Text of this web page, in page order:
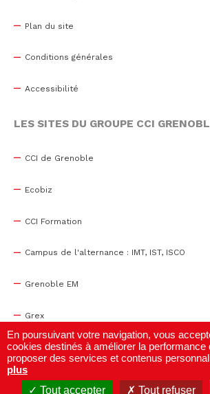
Plan du site
Conditions générales
Accessibilité
LES SITES DU GROUPE CCI
CCI de Grenoble
Ecobiz
CCI Formation
Campus de l'alternance : IMT, IST, ISCO
Grenoble EM
Grex
WTC Grenoble
Centre de congrès
En poursuivant votre navigation, vous
cookies destinés à améliorer la performance
proposer des services et contenus
plus
Tout accepter
Tout refuser